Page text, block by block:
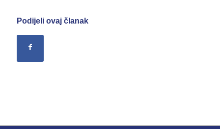
Podijeli ovaj članak